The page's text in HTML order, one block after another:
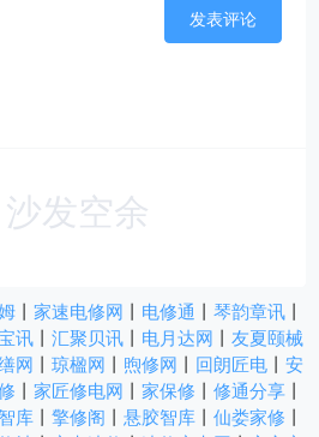
沙发空余
家速电修网 电修通 琴韵章讯
讯 汇聚贝讯 电月达网
友夏颐械
网 琼楹网 煦修网 回朗匠电
安
家匠修电网 家保修 修通分享
库 擎修阁 悬胶智库 仙娄家修